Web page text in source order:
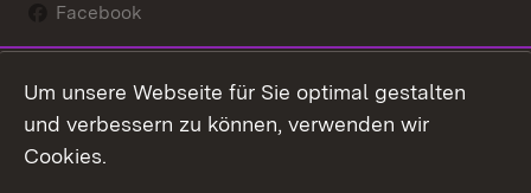
Facebook
Social Wall
Youtube
Um unsere Webseite für Sie optimal gestalten
und verbessern zu können, verwenden wir
Cookies.